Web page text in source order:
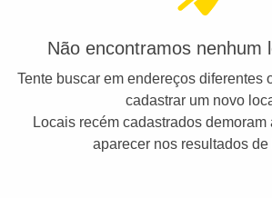
Não encontramos nenhum
Tente buscar em endereços diferentes
cadastrar um novo
Locais recém cadastrados demoram
aparecer nos resultados de